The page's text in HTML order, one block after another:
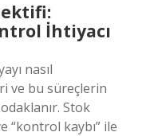
İhtiyacı
nasıl
ve bu süreçlerin
odaklanır. Stok
“kontrol kaybı” ile